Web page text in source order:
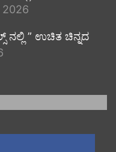
2026
ನಲ್ಲಿ ” ಉಚಿತ ಚಿನ್ನದ